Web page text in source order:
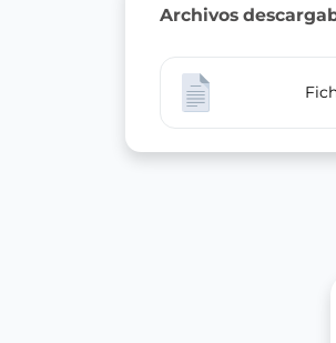
Archivos